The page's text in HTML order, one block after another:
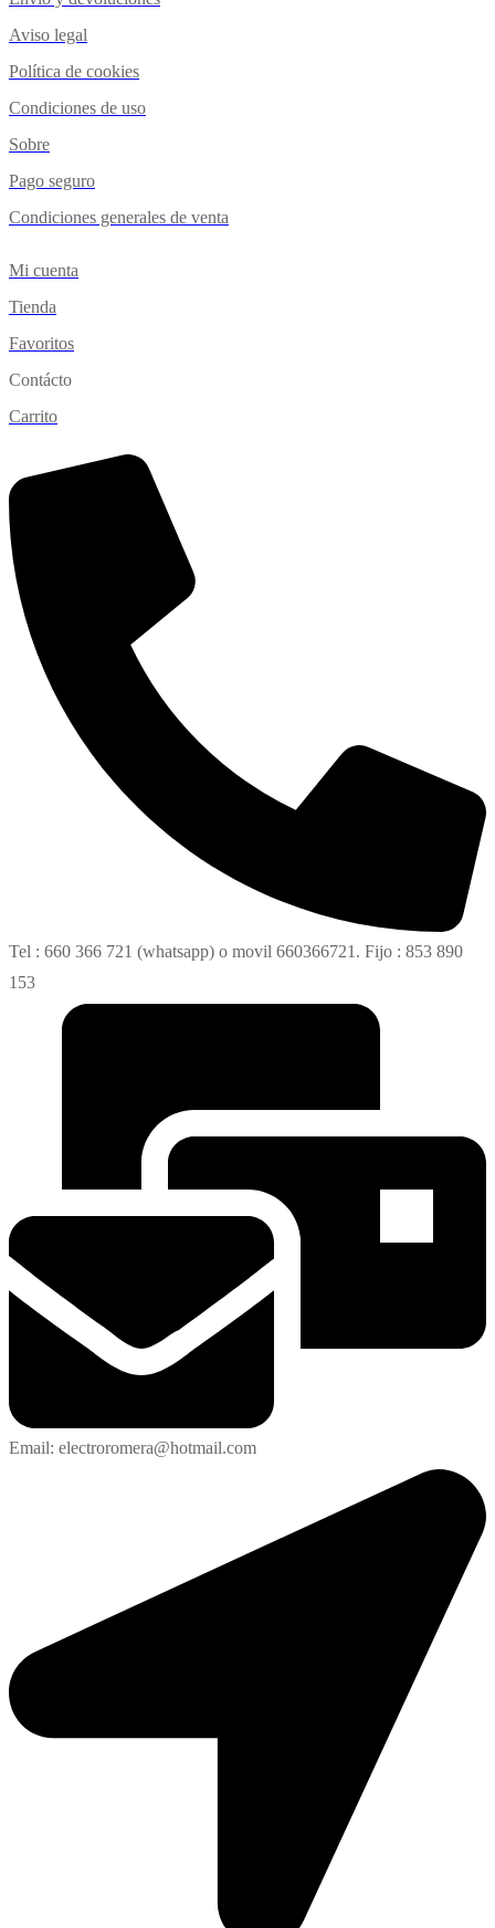
Aviso legal
Política de cookies
Condiciones de uso
Sobre
Pago seguro
Condiciones generales de venta
Mi cuenta
Tienda
Favoritos
Contácto
Carrito
Tel : 660 366 721 (whatsapp) o movil 660366721. Fijo : 853 890
153
Email: electroromera@hotmail.com